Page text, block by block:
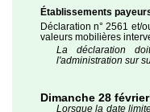
Établissements
Déclaration n° 2561 et/
valeurs mobilières
La déclaration
l'administration sur
Dimanche 28
Lorsque la date